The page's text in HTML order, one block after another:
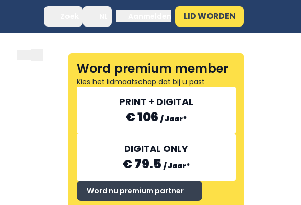
LID WORDEN
Word premium member
Kies het lidmaatschap dat bij u past
PRINT + DIGITAL
€ 106 /Jaar*
DIGITAL ONLY
€ 79.5 /Jaar*
Word nu premium partner